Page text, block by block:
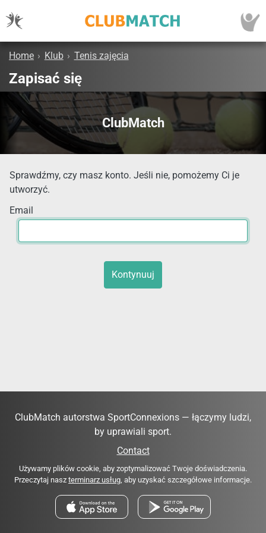
Home › Klub › Tenis zajęcia
Zapisać się
ClubMatch
Sprawdźmy, czy masz konto. Jeśli nie, pomożemy Ci je
utworzyć.
Email
Kontynuuj
ClubMatch autorstwa SportConnexions — łączymy ludzi,
by uprawiali sport.
Contact
Używamy plików cookie, aby zoptymalizować Twoje doświadczenia.
Przeczytaj nasz terminarz usług, aby uzyskać szczegółowe informacje.